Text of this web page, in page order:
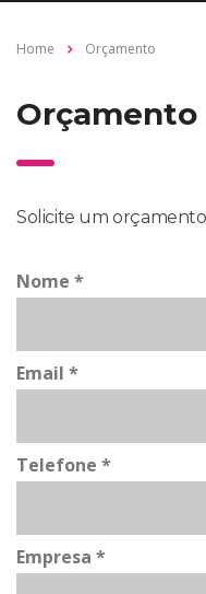
Home Orçamento
Orçamento
Solicite um orçamento
Nome *
Email *
Telefone *
Empresa *